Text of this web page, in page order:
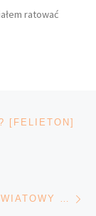
ratować
[FELIETON]
DEPRESJA I JAK Z NIĄ WALCZYĆ – ŚWIATOWY DZIEŃ WALKI Z DEPRESJĄ